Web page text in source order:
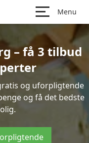
Menu
– få 3 tilbud
og uforpligtende
og få det bedste